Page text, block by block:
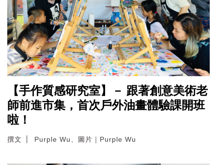
【手作質感研究室】－ 跟著創意美術老
師前進市集，首次戶外油畫體驗課開班
啦！
撰文 Purple Wu、圖片｜Purple Wu